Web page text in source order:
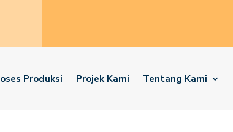
Produksi Projek Kami Tentang Kami